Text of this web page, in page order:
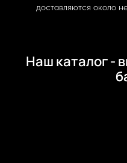
доставляются около
Наш каталог -